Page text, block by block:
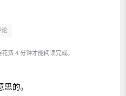
论
费 4 分钟才能阅读完成。
的。